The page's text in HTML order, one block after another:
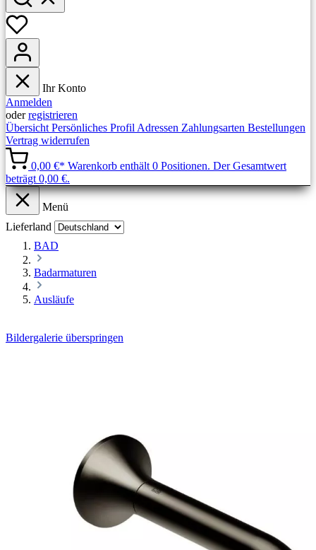
Ihr Konto
Anmelden
oderregistrieren
Übersicht Persönliches Profil Adressen Zahlungsarten Bestellungen
Vertrag widerrufen
0,00 €* Warenkorb enthält 0 Positionen. Der Gesamtwert
beträgt 0,00 €.
Menü
Lieferland
BAD
Badarmaturen
Ausläufe
Bildergalerie überspringen